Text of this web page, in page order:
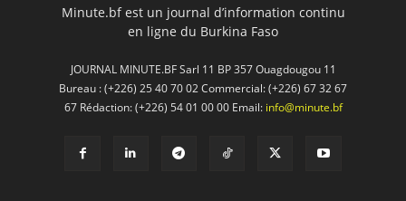
Minute.bf est un journal d’information continu
en ligne du Burkina Faso
JOURNAL MINUTE.BF Sarl 11 BP 357 Ouagdougou 11
Bureau : (+226) 25 40 70 02 Commercial: (+226) 67 32 67
67 Rédaction: (+226) 54 01 00 00 Email: info@minute.bf